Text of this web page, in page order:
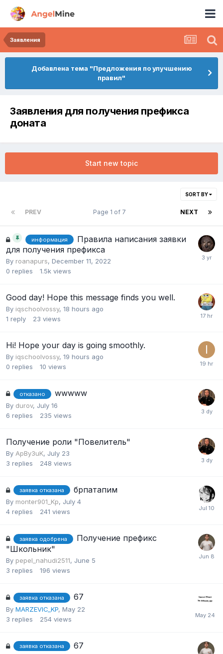
Заявления
Добавлена тема "Предложения по улучшению
правил"
Заявления для получения префикса
доната
Start new topic
SORT BY
PREV NEXT
Page 1 of 7
информация
Правила написания заявки
для получения префикса
By roanapurs, December 11, 2022
0 replies 1.5k views
Good day! Hope this message finds you well.
By iqschoolvossy, 18 hours ago
1 reply 23 views
Hi! Hope your day is going smoothly.
By iqschoolvossy, 19 hours ago
0 replies 10 views
отказано wwwww
By durov, July 16
6 replies 235 views
Получение роли "Повелитель"
By ApBy3uK, July 23
3 replies 248 views
заявка отказана брпатапим
By monter901_Kp, July 4
4 replies 241 views
заявка одобрена
Получение префикс
"Школьник"
By pepel_nahudi2511, June 5
3 replies 196 views
заявка отказана 67
By MARZEVIC_KP, May 22
3 replies 254 views
заявка отказана 67